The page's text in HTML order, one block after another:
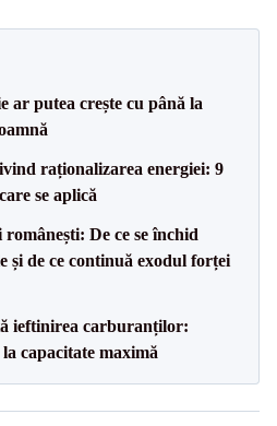
ar putea crește cu până la
raționalizarea energiei: 9
se aplică
De ce se închid
și de ce continuă exodul forței
ieftinirea carburanților:
capacitate maximă